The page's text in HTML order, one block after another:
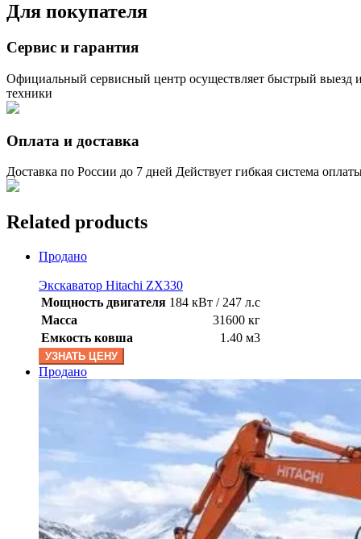
Для покупателя
Сервис и гарантия
Официальный сервисный центр осуществляет быстрый выезд
техники
Оплата и доставка
Доставка по России до 7 дней Действует гибкая система
Related products
Продано
Экскаватор Hitachi ZX330
Мощность двигателя 184 кВт / 247 л.с
Масса
31600 кг
Емкость ковша
1.40 м3
УЗНАТЬ ЦЕНУ
Продано